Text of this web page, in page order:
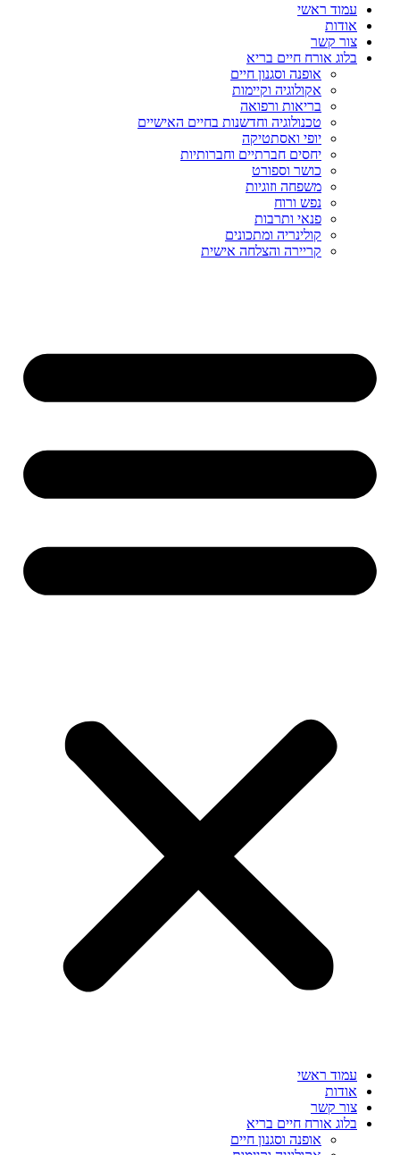
עמוד ראשי
אודות
צור קשר
בלוג אורח חיים בריא
אופנה וסגנון חיים
אקולוגיה וקיימות
בריאות ורפואה
טכנולוגיה וחדשנות בחיים האישיים
יופי ואסתטיקה
יחסים חברתיים וחברותיות
כושר וספורט
משפחה וזוגיות
נפש ורוח
פנאי ותרבות
קולינריה ומתכונים
קריירה והצלחה אישית
עמוד ראשי
אודות
צור קשר
בלוג אורח חיים בריא
אופנה וסגנון חיים